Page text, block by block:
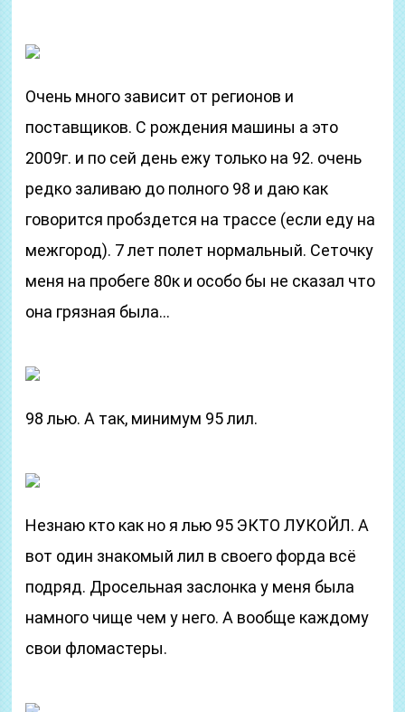
Очень много зависит от регионов и
поставщиков. С рождения машины а это
2009г. и по сей день ежу только на 92. очень
редко заливаю до полного 98 и даю как
говорится пробздется на трассе (если еду на
межгород). 7 лет полет нормальный. Сеточку
меня на пробеге 80к и особо бы не сказал что
она грязная была…
98 лью. А так, минимум 95 лил.
Незнаю кто как но я лью 95 ЭКТО ЛУКОЙЛ. А
вот один знакомый лил в своего форда всё
подряд. Дросельная заслонка у меня была
намного чище чем у него. А вообще каждому
свои фломастеры.